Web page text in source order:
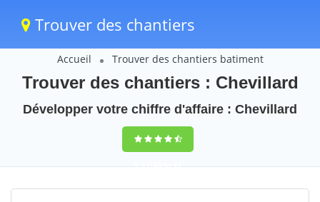
Trouver des chantiers
Accueil Trouver des chantiers batiment
Trouver des chantiers : Chevillard
Développer votre chiffre d'affaire : Chevillard
9,5(100%)43
votes